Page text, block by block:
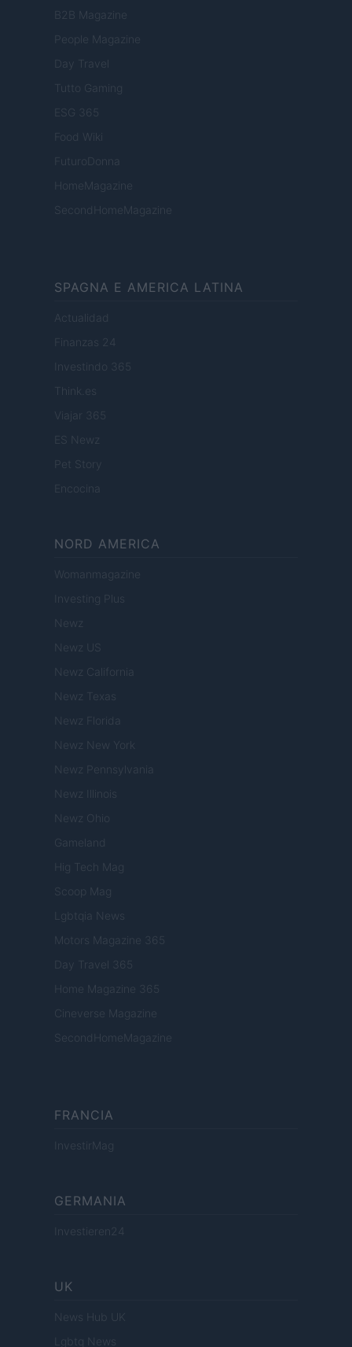
B2B Magazine
People Magazine
Day Travel
Tutto Gaming
ESG 365
Food Wiki
FuturoDonna
HomeMagazine
SecondHomeMagazine
SPAGNA E AMERICA LATINA
Actualidad
Finanzas 24
Investindo 365
Think.es
Viajar 365
ES Newz
Pet Story
Encocina
NORD AMERICA
Womanmagazine
Investing Plus
Newz
Newz US
Newz California
Newz Texas
Newz Florida
Newz New York
Newz Pennsylvania
Newz Illinois
Newz Ohio
Gameland
Hig Tech Mag
Scoop Mag
Lgbtqia News
Motors Magazine 365
Day Travel 365
Home Magazine 365
Cineverse Magazine
SecondHomeMagazine
FRANCIA
InvestirMag
GERMANIA
Investieren24
UK
News Hub UK
Lgbtq News